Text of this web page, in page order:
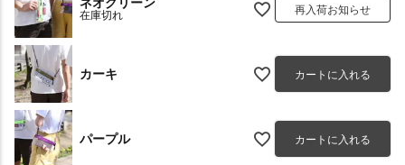
在庫切れ 再入荷お知らせ
カーキ カートに入れる
パープル カートに入れる